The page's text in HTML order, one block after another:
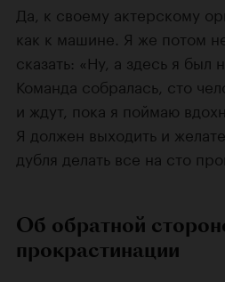
Да, к своему актерскому
как к машине. Я же потом
сказать: «Ну, а здесь я был
Команда собралась, сто
и ждут, пока я поймаю
Я должен выходить и
дубля делать все на сто
Об обратной
прокрастинации